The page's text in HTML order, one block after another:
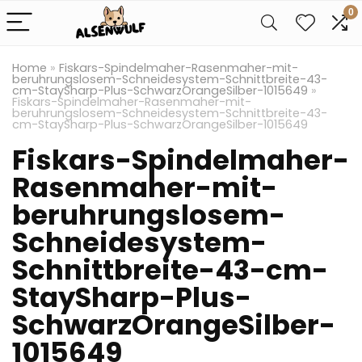
0
Home » Fiskars-Spindelmaher-Rasenmaher-mit-
beruhrungslosem-Schneidesystem-Schnittbreite-43-
cm-StaySharp-Plus-SchwarzOrangeSilber-1015649 »
Fiskars-Spindelmaher-Rasenmaher-mit-
beruhrungslosem-Schneidesystem-Schnittbreite-43-
cm-StaySharp-Plus-SchwarzOrangeSilber-1015649
Fiskars-Spindelmaher-
Rasenmaher-mit-
beruhrungslosem-
Schneidesystem-
Schnittbreite-43-cm-
StaySharp-Plus-
SchwarzOrangeSilber-
1015649